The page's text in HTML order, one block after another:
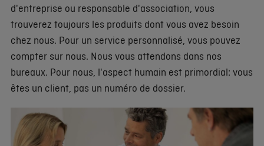
d'entreprise ou responsable d'association, vous
trouverez toujours les produits dont vous avez besoin
chez nous. Pour un service personnalisé, vous pouvez
compter sur nous. Nous vous attendons dans nos
bureaux. Pour nous, l'aspect humain est primordial: vous
êtes un client, pas un numéro de dossier.